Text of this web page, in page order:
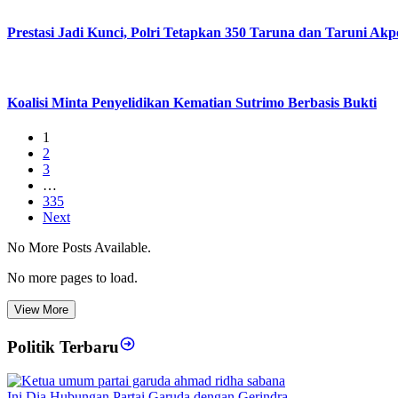
Prestasi Jadi Kunci, Polri Tetapkan 350 Taruna dan Taruni
Koalisi Minta Penyelidikan Kematian Sutrimo Berbasis Bukti
1
2
3
…
335
Next
No More Posts Available.
No more pages to load.
View More
Politik Terbaru